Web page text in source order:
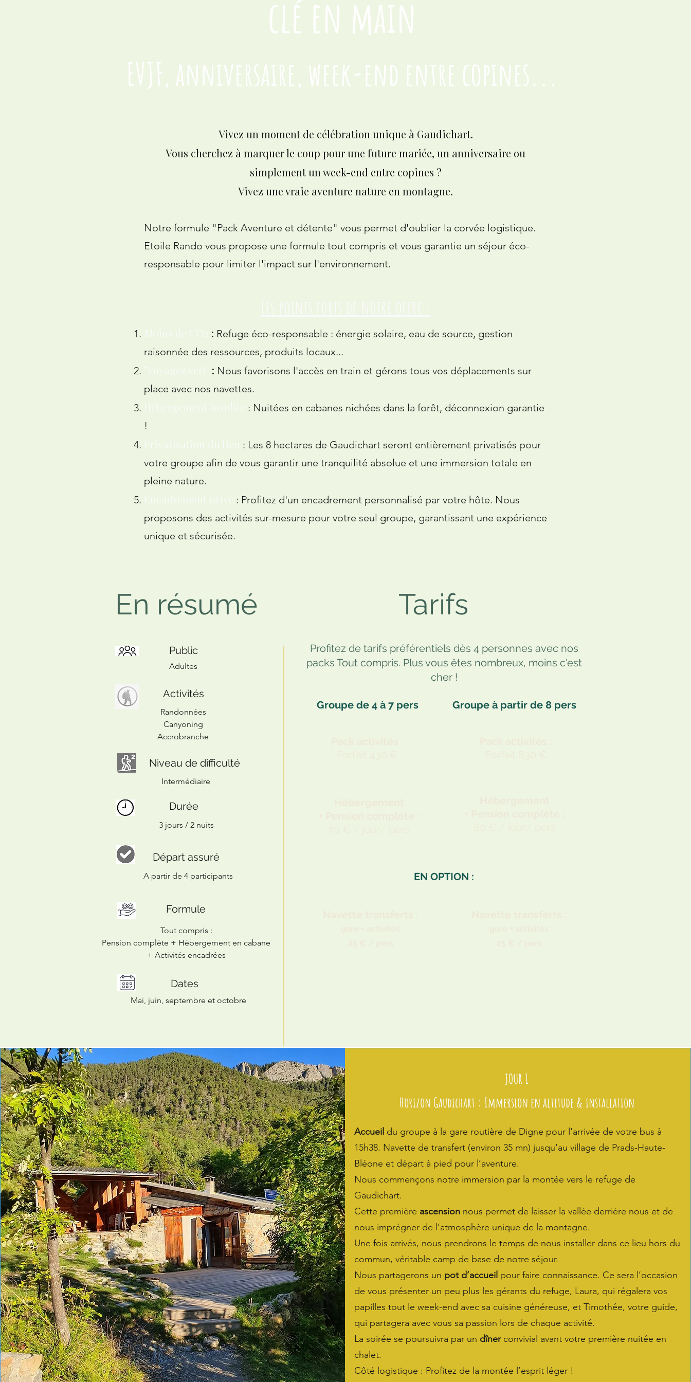
clé en main
EVJF, anniversaire, week-end entre copines...
Vivez un moment de célébration unique à Gaudichart.
Vous cherchez à marquer le coup pour une future mariée, un anniversaire ou
simplement un week-end entre copines ?
Vivez une vraie aventure nature en montagne.
Notre formule "Pack Aventure et détente" vous permet d'oublier la corvée logistique.
Etoile Rando vous propose une formule tout compris et vous garantie un séjour éco-
responsable pour limiter l'impact sur l'environnement.
Les points forts de notre offre :
Moins de CO2 : Refuge éco-responsable : énergie solaire, eau de source, gestion
raisonnée des ressources, produits locaux...
"Voyagez vert" : Nous favorisons l'accès en train et gérons tous vos déplacements sur
place avec nos navettes.
Hébergement insolite : Nuitées en cabanes nichées dans la forêt, déconnexion garantie
!
Privatisation du lieu : Les 8 hectares de Gaudichart seront entièrement privatisés pour
votre groupe afin de vous garantir une tranquilité absolue et une immersion totale en
pleine nature.
Encadrement privé : Profitez d'un encadrement personnalisé par votre hôte. Nous
proposons des activités sur-mesure pour votre seul groupe, garantissant une expérience
unique et sécurisée.
En résumé
Public
Adultes
Activités
Randonnées
Canyoning
Accrobranche
Niveau de difficulté
Tarifs
Profitez de tarifs préférentiels dès 4 personnes avec nos
packs Tout compris. Plus vous êtes nombreux, moins c'est
cher !
Groupe de 4 à 7 pers Groupe à partir de 8 pers
Intermédiaire
Durée
3 jours / 2 nuits
Départ assuré
A partir de 4 participants EN OPTION :
Formule
Tout compris :
Pension complète + Hébergement en cabane
+ Activités encadrées
Dates
Mai, juin, septembre et octobre
JOUR 1
Horizon Gaudichart : Immersion en altitude & installation
Accueil du groupe à la gare routière de Digne pour l'arrivée de votre bus à
15h38. Navette de transfert (environ 35 mn) jusqu'au village de Prads-Haute-
Bléone et départ à pied pour l’aventure.
Nous commençons notre immersion par la montée vers le refuge de
Gaudichart.
Cette première ascensionnous permet de laisser la vallée derrière nous et de
nous imprégner de l’atmosphère unique de la montagne.
Une fois arrivés, nous prendrons le temps de nous installer dans ce lieu hors du
commun, véritable camp de base de notre séjour.
Nous partagerons un pot d’accueil pour faire connaissance. Ce sera l’occasion
de vous présenter un peu plus les gérants du refuge, Laura, qui régalera vos
papilles tout le week-end avec sa cuisine généreuse, et Timothée, votre guide,
qui partagera avec vous sa passion lors de chaque activité.
La soirée se poursuivra par un dîner convivial avant votre première nuitée en
chalet.
Côté logistique : Profitez de la montée l’esprit léger !